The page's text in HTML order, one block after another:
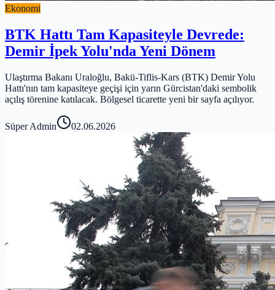
Ekonomi
BTK Hattı Tam Kapasiteyle Devrede:
Demir İpek Yolu'nda Yeni Dönem
Ulaştırma Bakanı Uraloğlu, Bakü-Tiflis-Kars (BTK) Demir Yolu
Hattı'nın tam kapasiteye geçişi için yarın Gürcistan'daki sembolik
açılış törenine katılacak. Bölgesel ticarette yeni bir sayfa açılıyor.
Süper Admin 02.06.2026